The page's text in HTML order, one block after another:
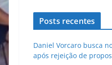
Posts recentes
Daniel Vorcaro busca
após rejeição de